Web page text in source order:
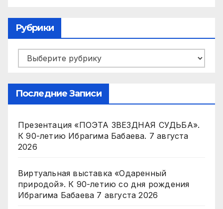
Рубрики
Рубрики
Последние Записи
Презентация «ПОЭТА ЗВЕЗДНАЯ СУДЬБА».
К 90-летию Ибрагима Бабаева. 7 августа
2026
Виртуальная выставка «Одаренный
природой». К 90-летию со дня рождения
Ибрагима Бабаева 7 августа 2026